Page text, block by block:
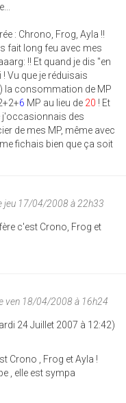
: Chrono, Frog, Ayla !!
fait long feu avec mes
!! Et quand je dis "en
Vu que je réduisais
la consommation de MP
6 MP au lieu de 20 ! Et
j'occasionnais des
de mes MP, même avec
fichais bien que ça soit
jeu 17/04/2008 à 22h33
c'est Crono, Frog et
ven 18/04/2008 à 16h24
24 Juillet 2007 à 12:42)
Crono , Frog et Ayla !
, elle est sympa